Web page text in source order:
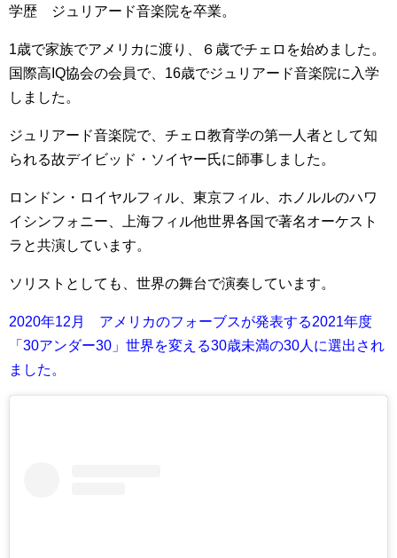
学歴 ジュリアード音楽院を卒業。
1歳で家族でアメリカに渡り、６歳でチェロを始めました。
国際高IQ協会の会員で、16歳でジュリアード音楽院に入学
しました。
ジュリアード音楽院で、チェロ教育学の第一人者として知
られる故デイビッド・ソイヤー氏に師事しました。
ロンドン・ロイヤルフィル、東京フィル、ホノルルのハワ
イシンフォニー、上海フィル他世界各国で著名オーケスト
ラと共演しています。
ソリストとしても、世界の舞台で演奏しています。
2020年12月 アメリカのフォーブスが発表する2021年度
「30アンダー30」世界を変える30歳未満の30人に選出され
ました。